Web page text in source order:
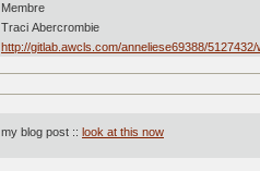
Membre
Traci Abercrombie
http://gitlab.awcls.com/anneliese69388/
my blog post :: look at this now